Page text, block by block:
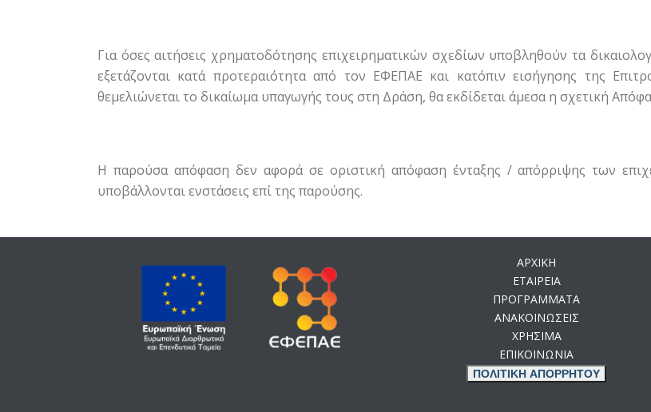
Για όσες αιτήσεις χρηματοδότησης επιχειρηματικών σχεδίων υποβληθούν τα
εξετάζονται κατά προτεραιότητα από τον ΕΦΕΠΑΕ και κατόπιν εισήγησης της
θεμελιώνεται το δικαίωμα υπαγωγής τους στη Δράση, θα εκδίδεται άμεσα η σχετική
Η παρούσα απόφαση δεν αφορά σε οριστική απόφαση ένταξης / απόρριψης των
υποβάλλονται ενστάσεις επί της παρούσης.
ΑΡΧΙΚΗ
ΕΤΑΙΡΕΙΑ
ΠΡΟΓΡΑΜΜΑΤΑ
ΑΝΑΚΟΙΝΩΣΕΙΣ
ΧΡΗΣΙΜΑ
ΕΠΙΚΟΙΝΩΝΙΑ
ΠΟΛΙΤΙΚΗ ΑΠΟΡΡΗΤΟΥ